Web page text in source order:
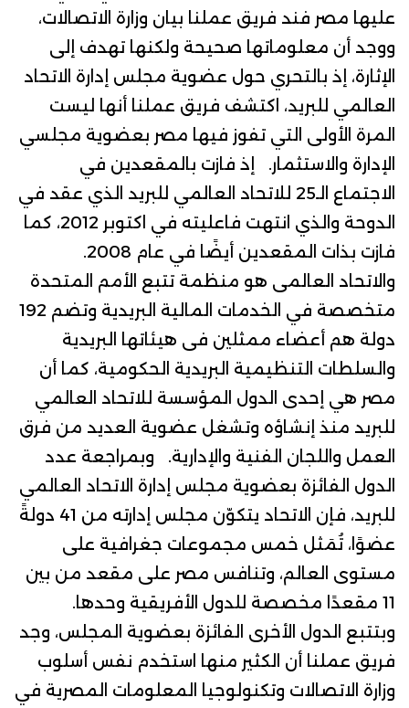
عليها مصر فند فريق عملنا بيان وزارة الاتصالات،
ووجد أن معلوماتها صحيحة ولكنها تهدف إلى
الإثارة، إذ بالتحري حول عضوية مجلس إدارة الاتحاد
العالمي للبريد، اكتشف فريق عملنا أنها ليست
المرة الأولى التي تفوز فيها مصر بعضوية مجلسي
الإدارة والاستثمار. إذ فازت بالمقعدين في
الاجتماع الـ25 للاتحاد العالمي للبريد الذي عقد في
الدوحة والذي انتهت فاعليته في اكتوبر 2012، كما
فازت بذات المقعدين أيضًا في عام 2008.
و الاتحاد العالمى هو منظمة تتبع الأمم المتحدة
متخصصة في الخدمات المالية البريدية وتضم 192
دولة هم أعضاء ممثلين فى هيئاتها البريدية
والسلطات التنظيمية البريدية الحكومية، كما أن
مصر هي إحدى الدول المؤسسة للاتحاد العالمي
للبريد منذ إنشاؤه وتشغل عضوية العديد من فرق
العمل واللجان الفنية والإدارية. وبمراجعة عدد
الدول الفائزة بعضوية مجلس إدارة الاتحاد العالمي
للبريد، فإن الاتحاد يتكوّن مجلس إدارته
من 41 دولةً
عضوًا، تُمَثل خمس مجموعات جغرافية على
مستوى العالم، وتنافس مصر على مقعد من بين
11 مقعدًا مخصصة للدول الأفريقية وحدها.
وبتتبع الدول الأخرى الفائزة بعضوية المجلس، وجد
فريق عملنا أن الكثير منها استخدم نفس أسلوب
وزارة الاتصالات وتكنولوجيا المعلومات المصرية في